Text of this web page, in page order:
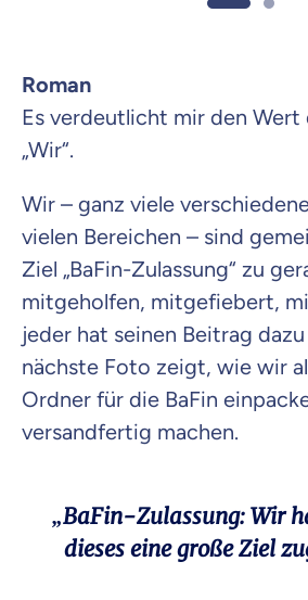
Roman
Es verdeutlicht mir den Wert
„Wir“.
Wir – ganz viele
vielen Bereichen – sind
Ziel „BaFin-Zulassung“ zu
mitgeholfen, mitgefiebert,
jeder hat seinen Beitrag
nächste Foto zeigt, wie wir
Ordner für die BaFin
versandfertig machen.
„BaFin-Zulassung: Wir
dieses eine große Ziel